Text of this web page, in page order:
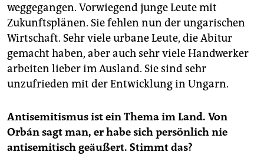
weggegangen. Vorwiegend junge Leute mit
Zukunftsplänen. Sie fehlen nun der ungarischen
Wirtschaft. Sehr viele urbane Leute, die Abitur
gemacht haben, aber auch sehr viele Handwerker
arbeiten lieber im Ausland. Sie sind sehr
unzufrieden mit der Entwicklung in Ungarn.
Antisemitismus ist ein Thema im Land. Von
Orbán sagt man, er habe sich persönlich nie
antisemitisch geäußert. Stimmt das?